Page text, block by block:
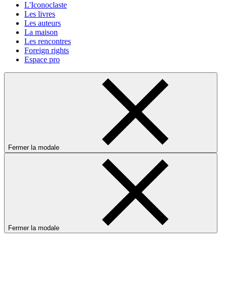
L'Iconoclaste
Les livres
Les auteurs
La maison
Les rencontres
Foreign rights
Espace pro
Fermer la modale
Fermer la modale